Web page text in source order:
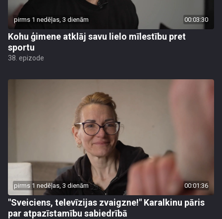
pirms 1 nedēļas, 3 dienām 00:03:30
Kohu ģimene atklāj savu lielo mīlestību pret
sportu
38. epizode
pirms 1 nedēļas, 3 dienām 00:01:36
"Sveiciens, televīzijas zvaigzne!" Karalkinu pāris
par atpazīstamību sabiedrībā